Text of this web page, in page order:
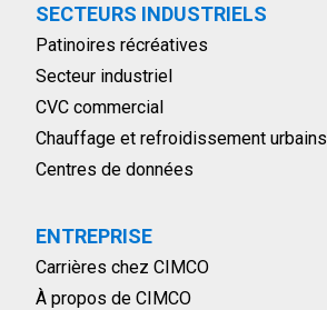
SECTEURS INDUSTRIELS
Patinoires récréatives
Secteur industriel
CVC commercial
Chauffage et refroidissement urbains
Centres de données
ENTREPRISE
Carrières chez CIMCO
À propos de CIMCO